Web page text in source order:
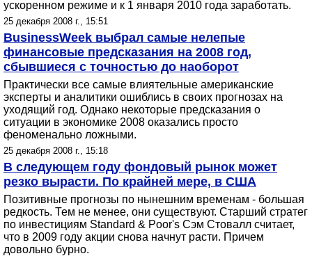
ускоренном режиме и к 1 января 2010 года заработать.
25 декабря 2008 г., 15:51
BusinessWeek выбрал самые нелепые
финансовые предсказания на 2008 год,
сбывшиеся с точностью до наоборот
Практически все самые влиятельные американские
эксперты и аналитики ошиблись в своих прогнозах на
уходящий год. Однако некоторые предсказания о
ситуации в экономике 2008 оказались просто
феноменально ложными.
25 декабря 2008 г., 15:18
В следующем году фондовый рынок может
резко вырасти. По крайней мере, в США
Позитивные прогнозы по нынешним временам - большая
редкость. Тем не менее, они существуют. Старший стратег
по инвестициям Standard & Poor's Сэм Стовалл считает,
что в 2009 году акции снова начнут расти. Причем
довольно бурно.